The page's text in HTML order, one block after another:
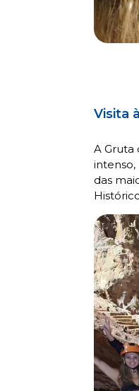
Visita
A Gruta
intenso,
das